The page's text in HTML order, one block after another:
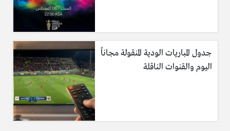
جدول المباريات الودية المنقولة مجاناً
اليوم والقنوات الناقلة